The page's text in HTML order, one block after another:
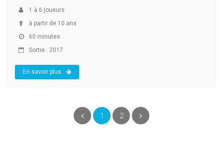
1 à 6 joueurs
à partir de 10 ans
60 minutes
Sortie : 2017
En savoir plus
Précédent
1 (current)
2 Suivant